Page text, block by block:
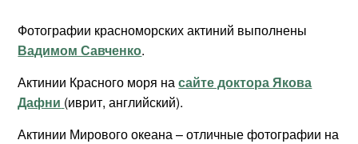
Фотографии красноморских актиний выполнены
Вадимом Савченко.
Актинии Красного моря насайте доктора Якова
Дафни (иврит, английский).
Актинии Мирового океана – отличные фотографии на